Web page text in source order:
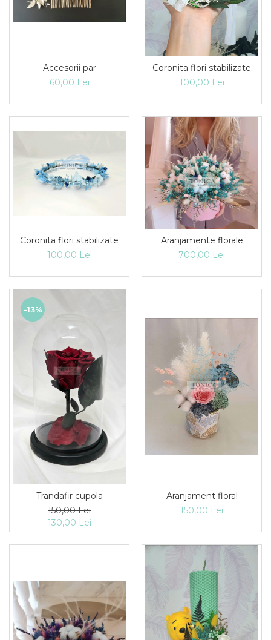
Accesorii par
60,00 Lei
Coronita flori stabilizate
100,00 Lei
Coronita flori stabilizate
100,00 Lei
Aranjamente florale
700,00 Lei
-13%
Trandafir cupola
150,00 Lei
130,00 Lei
Aranjament floral
150,00 Lei